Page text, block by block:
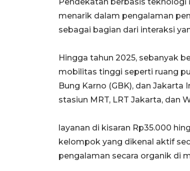
menarik dalam pengalaman
sebagai bagian dari interaksi
Hingga tahun 2025, sebanyak
mobilitas tinggi seperti ruang
Bung Karno (GBK), dan
stasiun MRT, LRT Jakarta, dan
layanan di kisaran Rp35.000
kelompok yang dikenal aktif
pengalaman secara organik di